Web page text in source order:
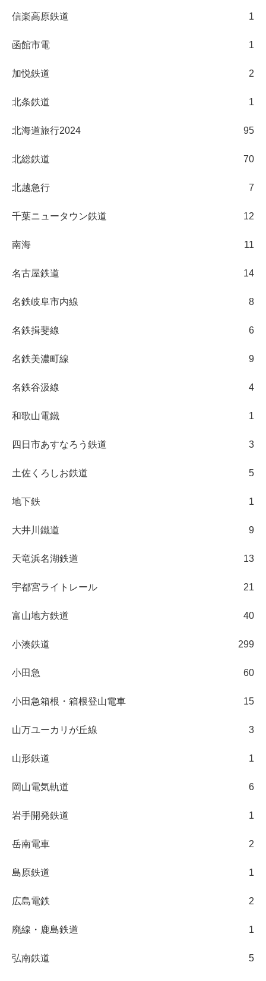
信楽高原鉄道 1
函館市電 1
加悦鉄道 2
北条鉄道 1
北海道旅行2024 95
北総鉄道 70
北越急行 7
千葉ニュータウン鉄道 12
南海 11
名古屋鉄道 14
名鉄岐阜市内線 8
名鉄揖斐線 6
名鉄美濃町線 9
名鉄谷汲線 4
和歌山電鐵 1
四日市あすなろう鉄道 3
土佐くろしお鉄道 5
地下鉄 1
大井川鐵道 9
天竜浜名湖鉄道 13
宇都宮ライトレール 21
富山地方鉄道 40
小湊鉄道 299
小田急 60
小田急箱根・箱根登山電車 15
山万ユーカリが丘線 3
山形鉄道 1
岡山電気軌道 6
岩手開発鉄道 1
岳南電車 2
島原鉄道 1
広島電鉄 2
廃線・鹿島鉄道 1
弘南鉄道 5